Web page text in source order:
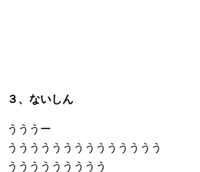
３、ないしん
うううー
うううううううううううううう
ううううううううう